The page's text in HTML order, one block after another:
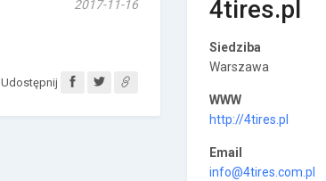
2017-11-16
Udostępnij
4tires.pl
Siedziba
Warszawa
WWW
http://4tires.pl
Email
info@4tires.com.pl